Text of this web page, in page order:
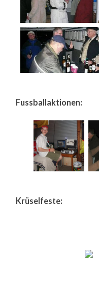
Fussballaktionen:
Krüselfeste: